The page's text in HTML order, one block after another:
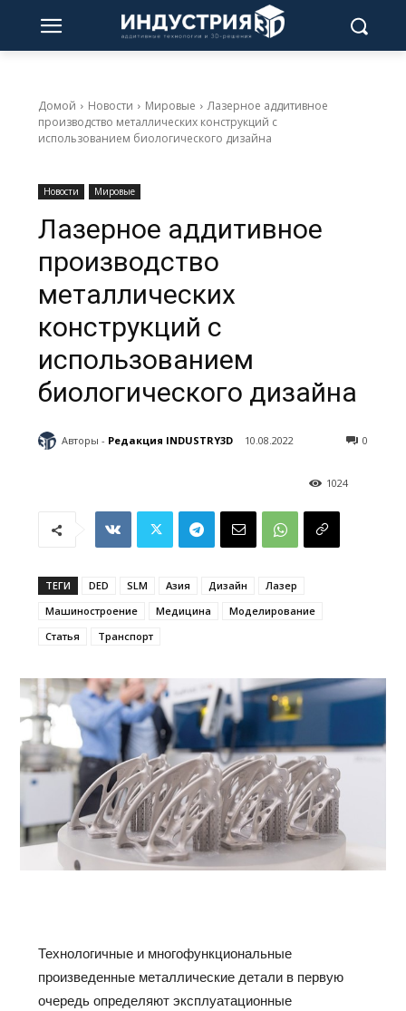
Домой Новости Мировые
Лазерное аддитивное
производство металлических конструкций с
использованием биологического дизайна
Новости Мировые
Лазерное аддитивное
производство
металлических
конструкций с
использованием
биологического дизайна
Авторы - Редакция INDUSTRY3D 10.08.2022 0
1024
ТЕГИ DED SLM Азия Дизайн
Лазер
Машиностроение
Медицина
Моделирование
Статья
Транспорт
Технологичные и многофункциональные
произведенные металлические детали в первую
очередь определяют эксплуатационные